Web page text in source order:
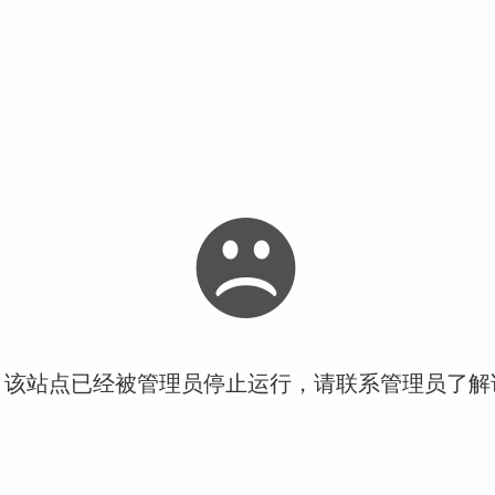
站点已经被管理员停止运行，请联系管理员了